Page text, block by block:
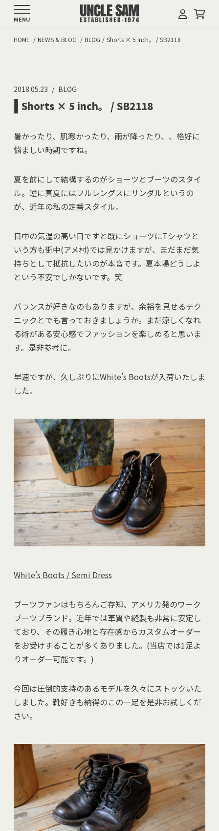
MENU
HOME NEWS & BLOG BLOG Shorts × 5 inch。 / SB2118
2018.05.23 BLOG
Shorts × 5 inch。 / SB2118
暑かったり、肌寒かったり、雨が降ったり、、格好に
悩ましい時期ですね。
夏を前にして結構するのがショーツとブーツのスタイ
ル。逆に真夏にはフルレングスにサンダルというの
が、近年の私の定番スタイル。
日中の気温の高い日ですと既にショーツにTシャツと
いう方も街中(アメ村)では見かけますが、まだまだ気
持ちとして抵抗したいのが本音です。夏本場どうしよ
という不安でしかないです。笑
バランスが好きなのもありますが、余裕を見せるテク
ニックとでも言っておきましょうか。まだ涼しくなれ
る術がある安心感でファッションを楽しめると思いま
す。是非参考に。
早速ですが、久しぶりにWhite’s Bootsが入荷いたしま
した。
White’s Boots / Semi Dress
ブーツファンはもちろんご存知、アメリカ発のワーク
ブーツブランド。近年では革質や縫製も非常に安定し
ており、その履き心地と存在感からカスタムオーダー
をお受けすることが多くありました。(当店では1足よ
りオーダー可能です。)
今回は圧倒的支持のあるモデルを久々にストックいた
しました。靴好きも納得のこの一足を是非お試しくだ
さい。